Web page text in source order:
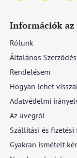
Információk az
Rólunk
Általános
Rendelésem
Hogyan lehet
Adatvédelmi
Az üvegről
Szállítási és
Gyakran ismételt